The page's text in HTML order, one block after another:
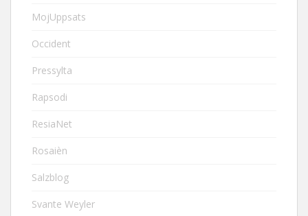
MojUppsats
Occident
Pressylta
Rapsodi
ResiaNet
Rosaièn
Salzblog
Svante Weyler